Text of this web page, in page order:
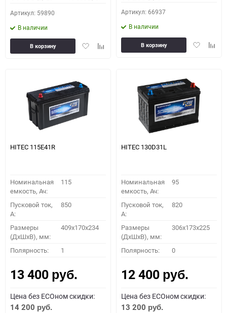
Артикул: 59890
В наличии
ДобавитьДобавить
В корзину
Артикул: 66937
В наличии
Добавить
В корзину
HITEC 115E41R
Номинальная
емкость, Ач:
115
Пусковой ток,
A:
850
Размеры
(ДхШхВ), мм:
409x170x234
Полярность: 1
13 400 руб.
Цена без ECOном скидки:
14 200 руб.
HITEC 130D31L
Номинальная
емкость, Ач:
95
Пусковой ток,
A:
820
Размеры
(ДхШхВ), мм:
306x173x225
Полярность: 0
12 400 руб.
Цена без ECOном скидки:
13 200 руб.